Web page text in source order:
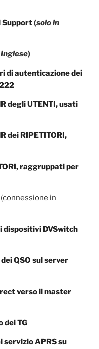
Support(solo in
)
di autenticazione dei
degli UTENTI, usati
dei RIPETITORI,
raggruppati per
(connessione in
dispositivi DVSwitch
QSO sul server
verso il master
dei TG
servizio APRS su